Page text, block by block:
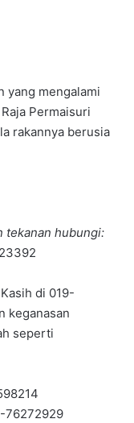
yang mengalami
Permaisuri
rakannya berusia
tekanan hubungi:
di 019-
keganasan
seperti
76272929